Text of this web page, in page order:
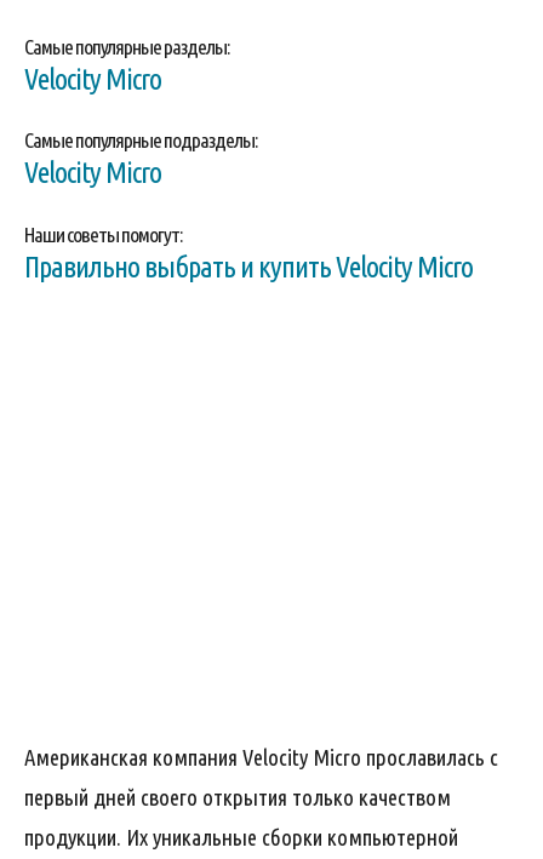
Самые популярные разделы:
Velocity Micro
Самые популярные подразделы:
Velocity Micro
Наши советы помогут:
Правильно выбрать и купить Velocity Micro
Американская компания Velocity Micro прославилась с
первый дней своего открытия только качеством
продукции. Их уникальные сборки компьютерной